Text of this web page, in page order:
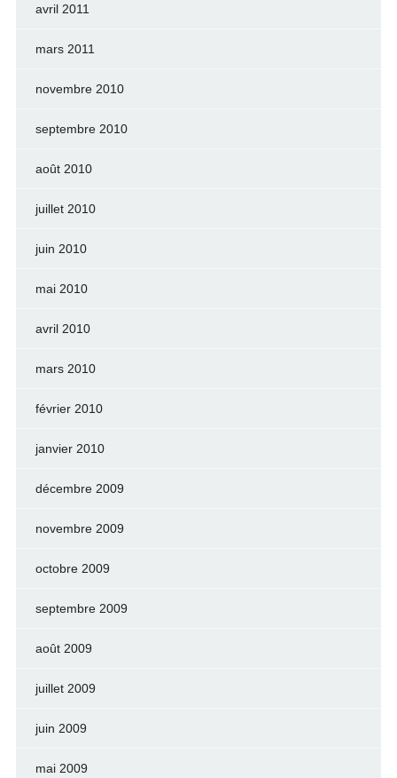
avril 2011
mars 2011
novembre 2010
septembre 2010
août 2010
juillet 2010
juin 2010
mai 2010
avril 2010
mars 2010
février 2010
janvier 2010
décembre 2009
novembre 2009
octobre 2009
septembre 2009
août 2009
juillet 2009
juin 2009
mai 2009